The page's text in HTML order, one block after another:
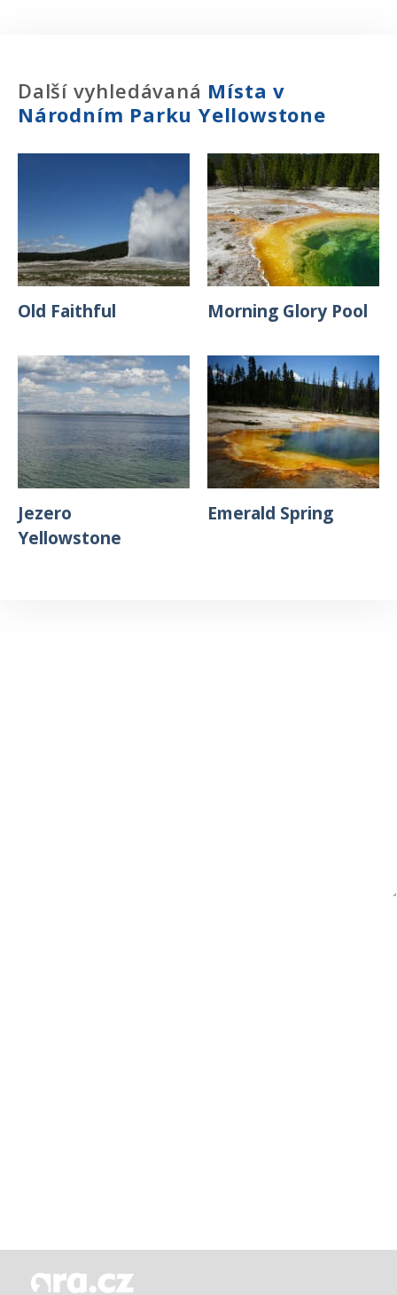
Další vyhledávaná Místa v
Národním Parku Yellowstone
Old Faithful Morning Glory Pool
Jezero
Yellowstone
Emerald Spring